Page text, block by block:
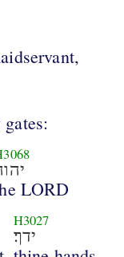
LORD
H3027
ידך׃